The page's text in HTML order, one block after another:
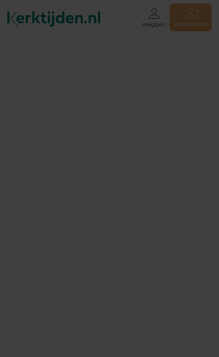
Inloggen Registreren